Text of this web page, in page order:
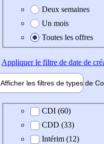
Deux semaines
Un mois
Toutes les offres
Appliquerle filtre de date de
Afficher les filtres de types de
Type de contratCDI (60)
CDD (33)
Intérim (12)